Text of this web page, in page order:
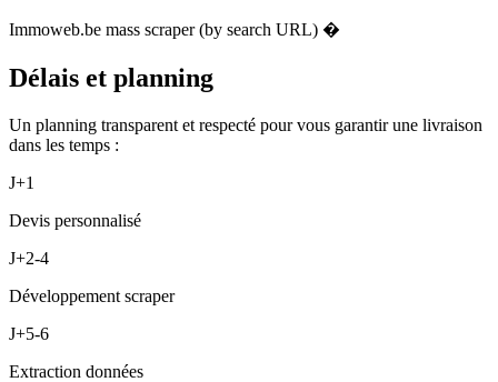
Immoweb.be mass scraper (by search URL) �
Délais et planning
Un planning transparent et respecté pour vous garantir une livraison
dans les temps :
J+1
Devis personnalisé
J+2-4
Développement scraper
J+5-6
Extraction données